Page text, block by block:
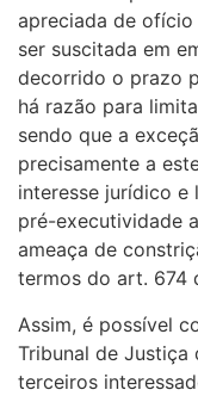
apreciada de
ser suscitada em
decorrido o prazo
há razão para
sendo que a
precisamente a
interesse jurídico
pré-executividade
ameaça de
termos do art. 674
Assim, é possível
Tribunal de Justiça
terceiros